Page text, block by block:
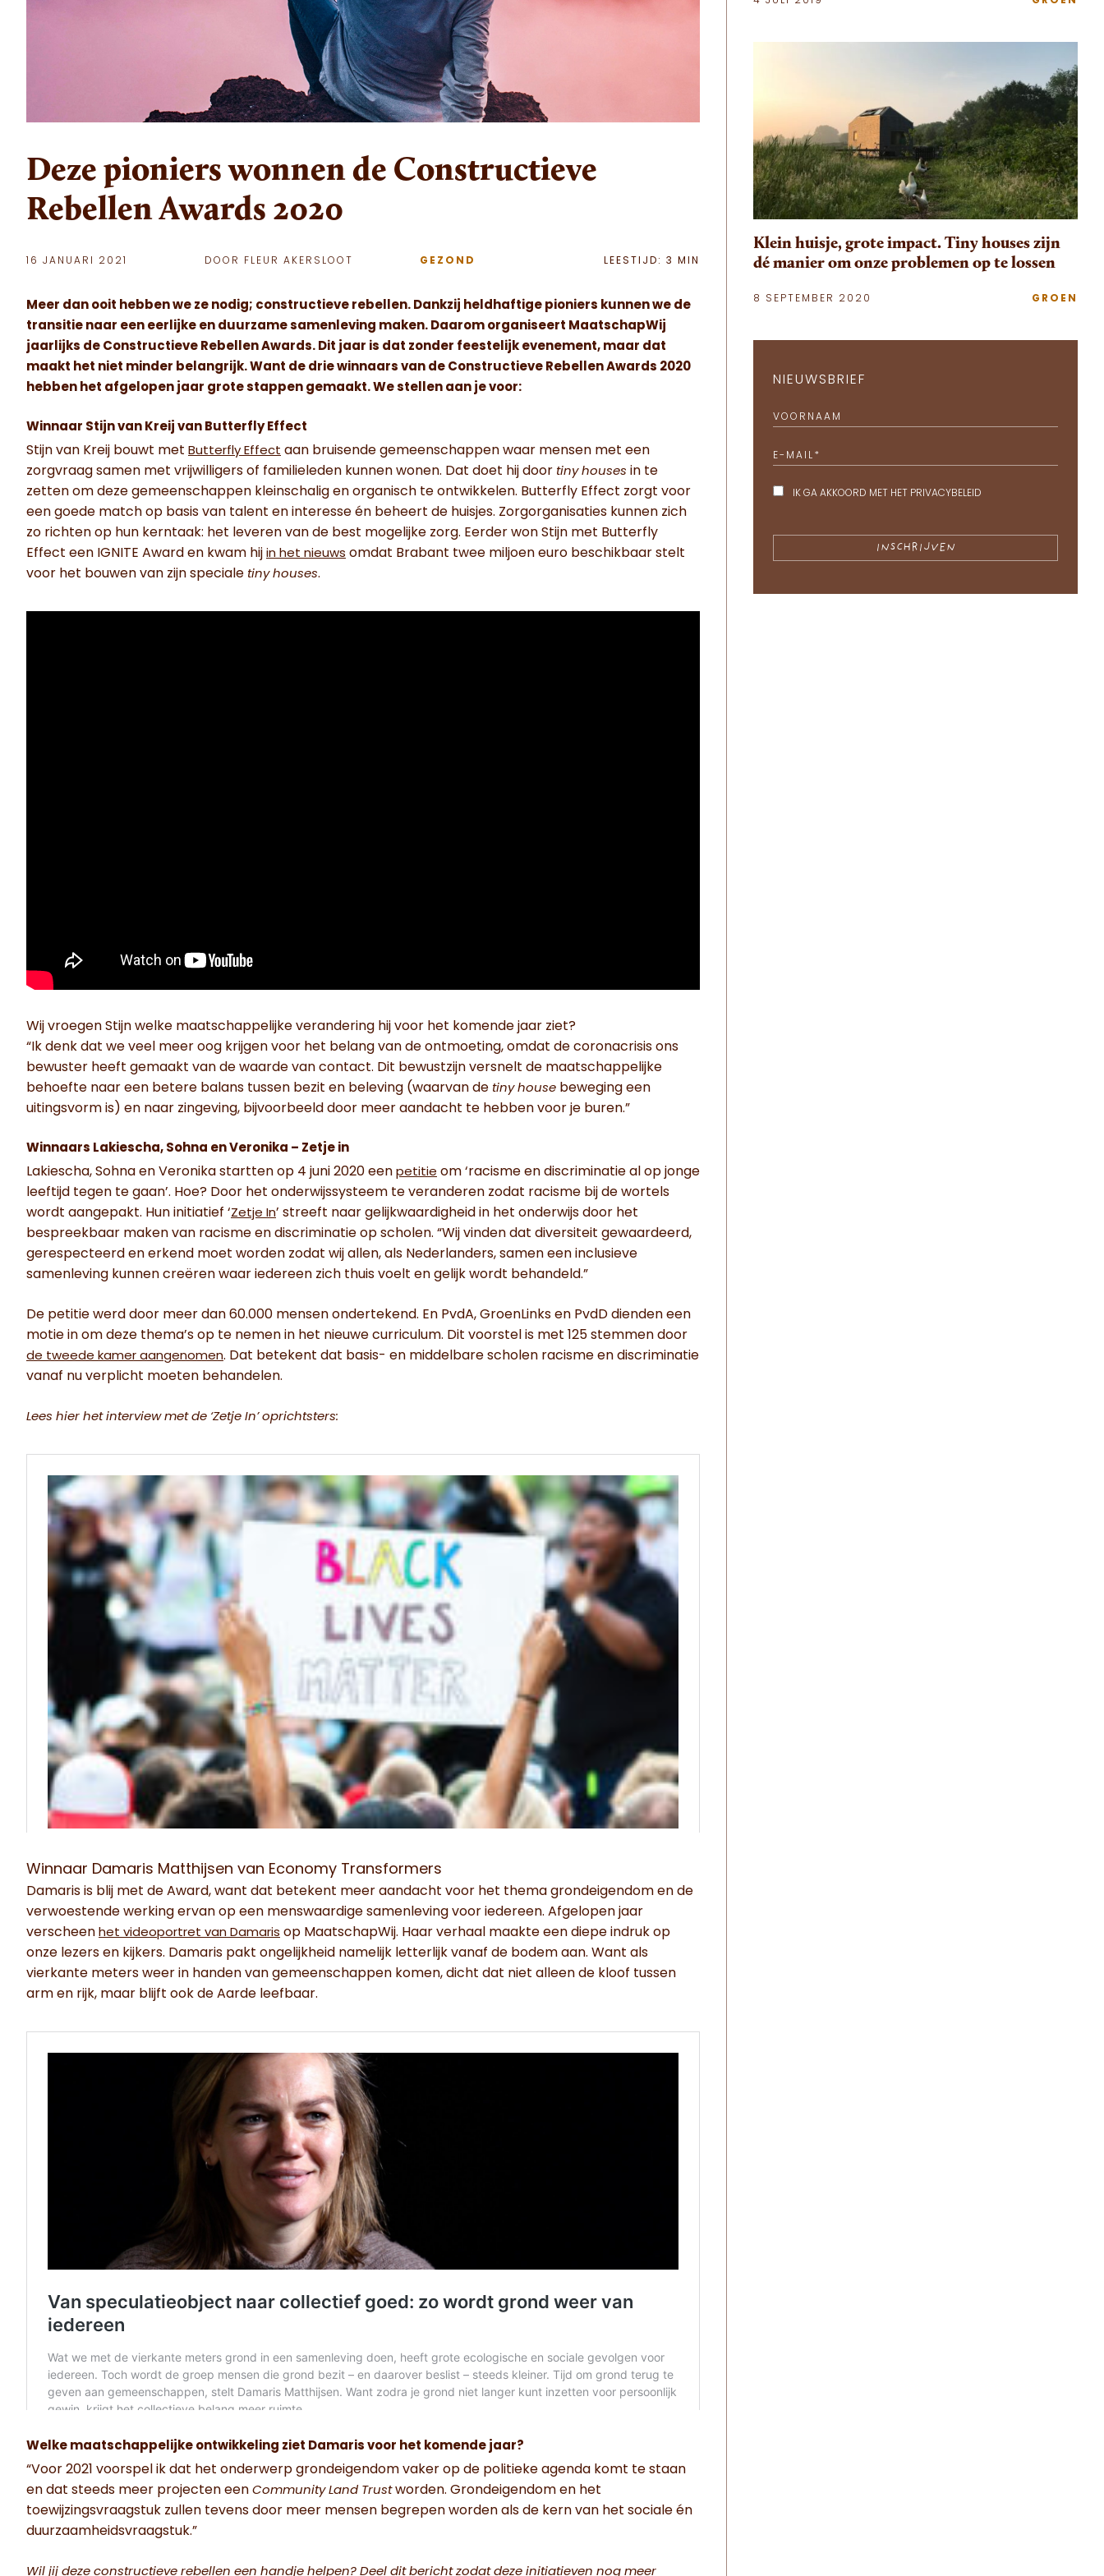
Deze pioniers wonnen de Constructieve
Rebellen Awards 2020
16 JANUARI 2021 DOOR FLEUR AKERSLOOT GEZOND LEESTIJD: 3 MIN
Meer dan ooit hebben we ze nodig; constructieve rebellen. Dankzij heldhaftige pioniers kunnen we de
transitie naar een eerlijke en duurzame samenleving maken. Daarom organiseert MaatschapWij
jaarlijks de Constructieve Rebellen Awards. Dit jaar is dat zonder feestelijk evenement, maar dat
maakt het niet minder belangrijk. Want de drie winnaars van de Constructieve Rebellen Awards 2020
hebben het afgelopen jaar grote stappen gemaakt. We stellen aan je voor:
Winnaar Stijn van Kreij van Butterfly Effect
Stijn van Kreij bouwt met Butterfly Effect aan bruisende gemeenschappen waar mensen met een
zorgvraag samen met vrijwilligers of familieleden kunnen wonen. Dat doet hij door tiny houses in te
zetten om deze gemeenschappen kleinschalig en organisch te ontwikkelen. Butterfly Effect zorgt voor
een goede match op basis van talent en interesse én beheert de huisjes. Zorgorganisaties kunnen zich
zo richten op hun kerntaak: het leveren van de best mogelijke zorg. Eerder won Stijn met Butterfly
Effect een IGNITE Award en kwam hij in het nieuws omdat Brabant twee miljoen euro beschikbaar stelt
voor het bouwen van zijn speciale tiny houses.
Wij vroegen Stijn welke maatschappelijke verandering hij voor het komende jaar ziet?
“Ik denk dat we veel meer oog krijgen voor het belang van de ontmoeting, omdat de coronacrisis ons
bewuster heeft gemaakt van de waarde van contact. Dit bewustzijn versnelt de maatschappelijke
behoefte naar een betere balans tussen bezit en beleving (waarvan de tiny house beweging een
uitingsvorm is) en naar zingeving, bijvoorbeeld door meer aandacht te hebben voor je buren.”
Winnaars Lakiescha, Sohna en Veronika – Zetje in
Lakiescha, Sohna en Veronika startten op 4 juni 2020 een petitie om ‘racisme en discriminatie al op jonge
leeftijd tegen te gaan’. Hoe? Door het onderwijssysteem te veranderen zodat racisme bij de wortels
wordt aangepakt. Hun initiatief ‘Zetje In’ streeft naar gelijkwaardigheid in het onderwijs door het
bespreekbaar maken van racisme en discriminatie op scholen. “Wij vinden dat diversiteit gewaardeerd,
gerespecteerd en erkend moet worden zodat wij allen, als Nederlanders, samen een inclusieve
samenleving kunnen creëren waar iedereen zich thuis voelt en gelijk wordt behandeld.”
De petitie werd door meer dan 60.000 mensen ondertekend. En PvdA, GroenLinks en PvdD dienden een
motie in om deze thema’s op te nemen in het nieuwe curriculum. Dit voorstel is met 125 stemmen door
de tweede kamer aangenomen. Dat betekent dat basis- en middelbare scholen racisme en discriminatie
vanaf nu verplicht moeten behandelen.
Lees hier het interview met de ‘Zetje In’ oprichtsters:
Winnaar Damaris Matthijsen van Economy Transformers
Damaris is blij met de Award, want dat betekent meer aandacht voor het thema grondeigendom en de
verwoestende werking ervan op een menswaardige samenleving voor iedereen. Afgelopen jaar
verscheen het videoportret van Damaris op MaatschapWij. Haar verhaal maakte een diepe indruk op
onze lezers en kijkers. Damaris pakt ongelijkheid namelijk letterlijk vanaf de bodem aan. Want als
vierkante meters weer in handen van gemeenschappen komen, dicht dat niet alleen de kloof tussen
arm en rijk, maar blijft ook de Aarde leefbaar.
Welke maatschappelijke ontwikkeling ziet Damaris voor het komende jaar?
“Voor 2021 voorspel ik dat het onderwerp grondeigendom vaker op de politieke agenda komt te staan
en dat steeds meer projecten een Community Land Trustworden. Grondeigendom en het
toewijzingsvraagstuk zullen tevens door meer mensen begrepen worden als de kern van het sociale én
duurzaamheidsvraagstuk.”
Wil jij deze constructieve rebellen een handje helpen? Deel dit bericht zodat deze initiatieven nog meer
Klein huisje, grote impact. Tiny houses zijn
dé manier om onze problemen op te lossen
8 SEPTEMBER 2020 GROEN
NIEUWSBRIEF
VOORNAAM
E-MAIL *
IK GA AKKOORD MET HET PRIVACYBELEID